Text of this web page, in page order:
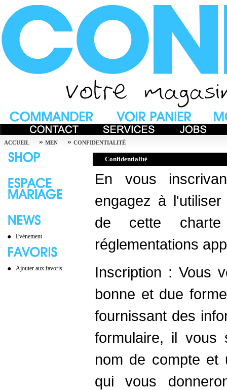
ACCUEIL » MEN » CONFIDENTIALITÉ
Evènement
Ajouter aux favoris.
Confidentialité
En vous
engagez à
de cette
réglementations
Inscription : Vous
bonne et due
fournissant des
formulaire, il vous
nom de compte et
qui vous